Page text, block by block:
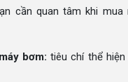
cần quan tâm khi
bơm: tiêu chí thể